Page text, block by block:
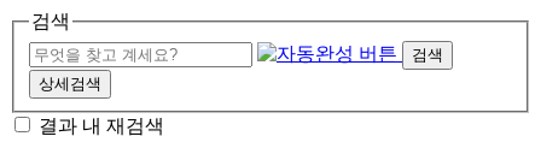
검색
검색
상세검색
결과 내 재검색